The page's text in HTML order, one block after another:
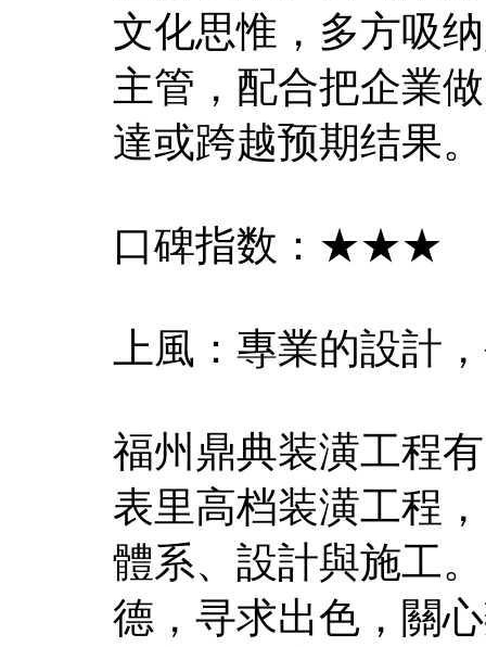
文化思惟，多方吸
主管，配合把企業
達或跨越预期结果。
口碑指数：★★★
上風：專業的設計
福州鼎典装潢工程
表里高档装潢工程
體系、設計與施工
德，寻求出色，關